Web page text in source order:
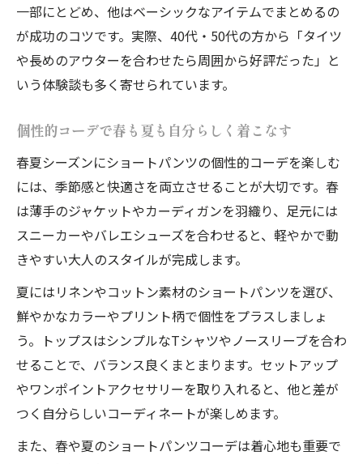
一部にとどめ、他はベーシックなアイテムでまとめるの
が成功のコツです。実際、40代・50代の方から「タイツ
や長めのアウターを合わせたら周囲から好評だった」と
いう体験談も多く寄せられています。
個性的コーデで春も夏も自分らしく着こなす
春夏シーズンにショートパンツの個性的コーデを楽しむ
には、季節感と快適さを両立させることが大切です。春
は薄手のジャケットやカーディガンを羽織り、足元には
スニーカーやバレエシューズを合わせると、軽やかで動
きやすい大人のスタイルが完成します。
夏にはリネンやコットン素材のショートパンツを選び、
鮮やかなカラーやプリント柄で個性をプラスしましょ
う。トップスはシンプルなTシャツやノースリーブを合わ
せることで、バランス良くまとまります。セットアップ
やワンポイントアクセサリーを取り入れると、他と差が
つく自分らしいコーディネートが楽しめます。
また、春や夏のショートパンツコーデは着心地も重要で